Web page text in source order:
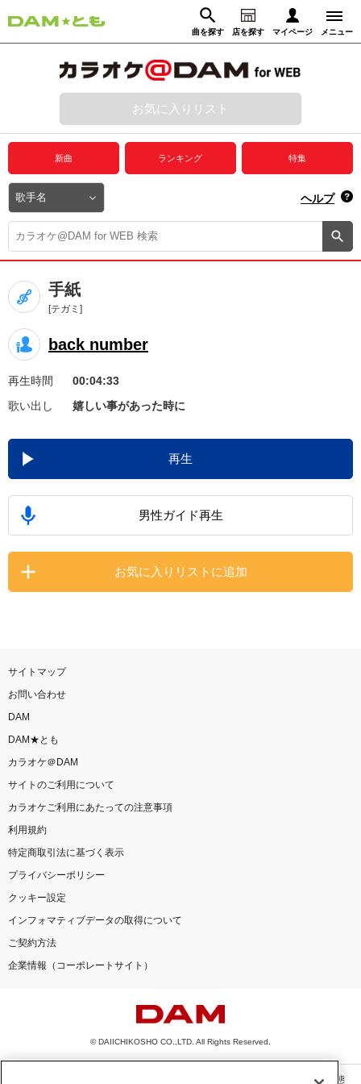
曲を探す 店を探す マイページ メニュー
動画からさがす 録音からさがす
ログイン
プレミアムサービス
DAM★とも動画
DAM★とも録音
カラオケ＠DAM
ユーザー検索
キャンペーン
お知らせ よくあるご質問
DAMの新曲・ランキングなど
カラオケ最新情報をチェック！
家族や友達と一緒に！練習にも！
お気に入りリスト
新曲 ランキング 特集
ヘルプ
手紙
[テガミ]
back number
再生時間
00:04:33
歌い出し
嬉しい事があった時に
再生
男性ガイド再生
お気に入りリストに追加
サイトマップ
お問い合わせ
DAM
DAM★とも
カラオケ＠DAM
サイトのご利用について
カラオケご利用にあたっての注意事項
利用規約
特定商取引法に基づく表示
プライバシーポリシー
クッキー設定
インフォマティブデータの取得について
ご契約方法
企業情報（コーポレートサイト）
© DAIICHIKOSHO CO.,LTD. All Rights Reserved.
このサイトに掲載されている一切の文章・画像・写真・動画・音声等を、手段や形態